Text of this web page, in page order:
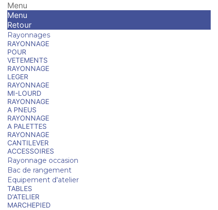
Menu
Menu
Retour
Rayonnages
RAYONNAGE
POUR
VETEMENTS
RAYONNAGE
LEGER
RAYONNAGE
MI-LOURD
RAYONNAGE
A PNEUS
RAYONNAGE
A PALETTES
RAYONNAGE
CANTILEVER
ACCESSOIRES
Rayonnage occasion
Bac de rangement
Equipement d'atelier
TABLES
D'ATELIER
MARCHEPIED